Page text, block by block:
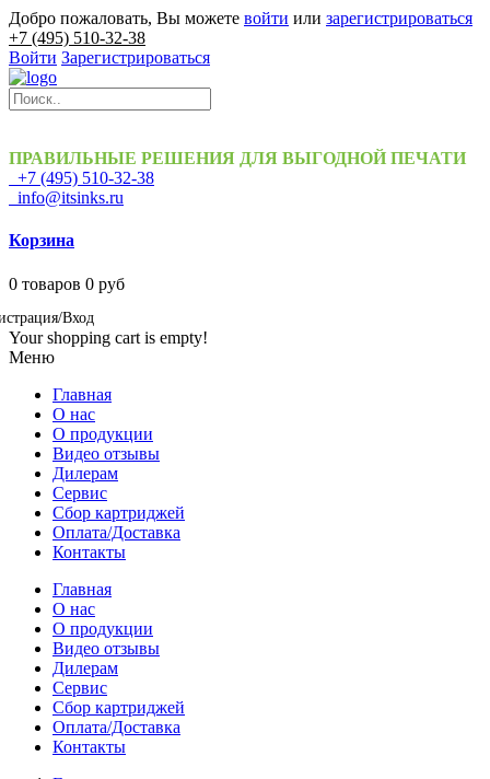
Добро пожаловать, Вы можете войти или зарегистрироваться
+7 (495) 510-32-38
Войти Зарегистрироваться
ПРАВИЛЬНЫЕ РЕШЕНИЯ ДЛЯ ВЫГОДНОЙ ПЕЧАТИ
+7 (495) 510-32-38
info@itsinks.ru
Корзина
0 товаров 0 руб
Вход
Your shopping cart is empty!
Меню
Главная
О нас
О продукции
Видео отзывы
Дилерам
Сервис
Сбор картриджей
Оплата/Доставка
Контакты
Главная
О нас
О продукции
Видео отзывы
Дилерам
Сервис
Сбор картриджей
Оплата/Доставка
Контакты